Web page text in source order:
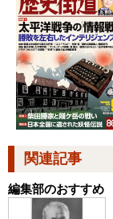
関連記事
編集部のおすすめ